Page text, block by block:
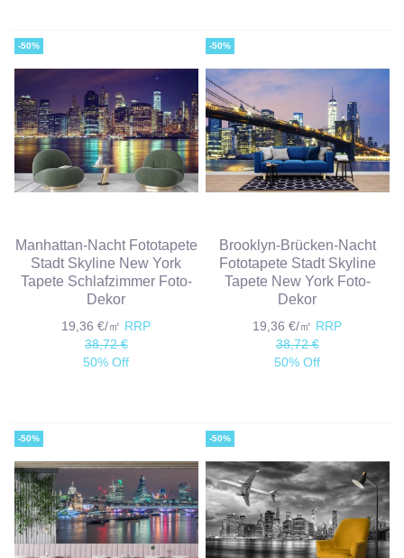
-50%
Manhattan-Nacht Fototapete
Stadt Skyline New York
Tapete Schlafzimmer Foto-
Dekor
19,36 €/㎡ RRP
38,72 €
50% Off
-50%
Brooklyn-Brücken-Nacht
Fototapete Stadt Skyline
Tapete New York Foto-
Dekor
19,36 €/㎡ RRP
38,72 €
50% Off
-50% -50%